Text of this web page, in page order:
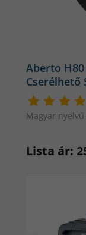
Aberto
Cserélhető
Magyar
Lista ár: